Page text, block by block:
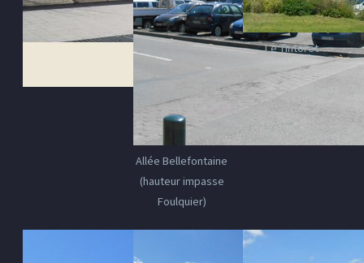
Allée Bellefontaine
(hauteur impasse
Foulquier)
Le Tintoret